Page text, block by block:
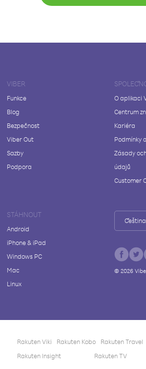
VIBER
Funkce
Blog
Bezpečnost
Viber Out
Sazby
Podpora
O aplikaci
Centrum
Kariéra
Podmínky
Zásady
údajů
Customer
STÁHNOUT
Android
iPhone & iPad
Windows PC
Mac
Linux
Čeština
© 2026
Rakuten Viki Rakuten Kobo Rakuten Travel
Rakuten Insight
Rakuten TV